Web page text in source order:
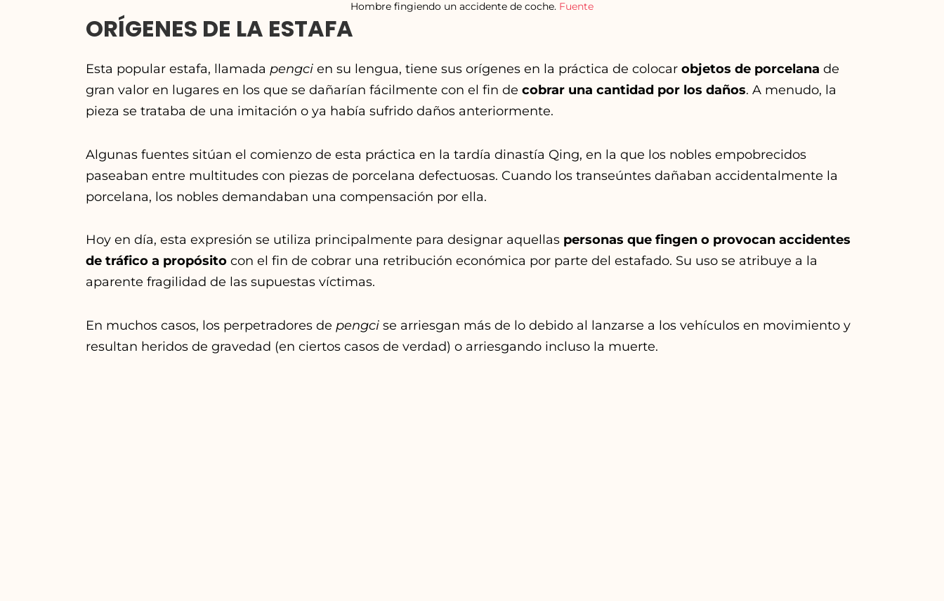
Hombre fingiendo un accidente de coche. Fuente
ORÍGENES DE LA ESTAFA
Esta popular estafa, llamada pengci en su lengua, tiene sus orígenes en la práctica de colocar objetos de porcelana de
gran valor en lugares en los que se dañarían fácilmente con el fin de cobrar una cantidad por los daños. A menudo, la
pieza se trataba de una imitación o ya había sufrido daños anteriormente.
Algunas fuentes sitúan el comienzo de esta práctica en la tardía dinastía Qing, en la que los nobles empobrecidos
paseaban entre multitudes con piezas de porcelana defectuosas. Cuando los transeúntes dañaban accidentalmente la
porcelana, los nobles demandaban una compensación por ella.
Hoy en día, esta expresión se utiliza principalmente para designar aquellas personas que fingen o provocan accidentes
de tráfico a propósito con el fin de cobrar una retribución económica por parte del estafado. Su uso se atribuye a la
aparente fragilidad de las supuestas víctimas.
En muchos casos, los perpetradores de pengci se arriesgan más de lo debido al lanzarse a los vehículos en movimiento y
resultan heridos de gravedad (en ciertos casos de verdad) o arriesgando incluso la muerte.